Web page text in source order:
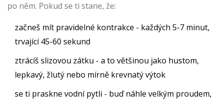
po něm. Pokud se ti stane, že:
začneš mít pravidelné kontrakce - každých 5-7 minut,
trvající 45-60 sekund
ztrácíš slizovou zátku - a to většinou jako hustom,
lepkavý, žlutý nebo mírně krevnatý výtok
se ti praskne vodní pytli - buď náhle velkým proudem,